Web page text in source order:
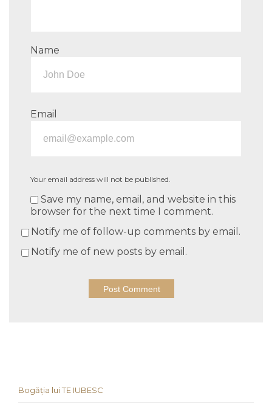
Name
Email
Your email address will not be published.
Save my name, email, and website in this
browser for the next time I comment.
Notify me of follow-up comments by email.
Notify me of new posts by email.
Bogăția lui TE IUBESC